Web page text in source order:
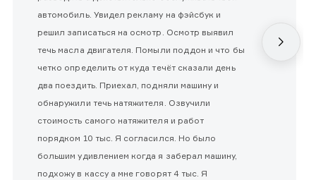
автомобиль. Увидел рекламу на фэйсбук и
решил записаться на осмотр. Осмотр выявил
течь масла двигателя. Помыли поддон и что бы
четко определить от куда течёт сказали день
два поездить. Приехал, подняли машину и
обнаружили течь натяжителя. Озвучили
стоимость самого натяжителя и работ
порядком 10 тыс. Я согласился. Но было
большим удивлением когда я заберал машину,
подхожу в кассу а мне говорят 4 тыс. Я